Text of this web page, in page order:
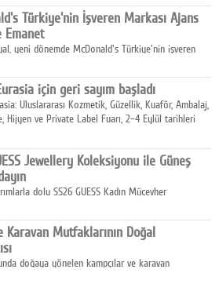
ölçeğe taşıyan satın alma hamlesini
Türkiye'nin İşveren Markası Ajans
Emanet
yeni dönemde McDonald's Türkiye'nin işveren
için geri sayım başladı
Uluslararası Kozmetik, Güzellik, Kuaför, Ambalaj,
Hijyen ve Private Label Fuarı, 2–4 Eylül tarihleri
Jewellery Koleksiyonu ile Güneş
dolu SS26 GUESS Kadın Mücevher
taşıyor.
Karavan Mutfaklarının Doğal
doğaya yönelen kampçılar ve karavan